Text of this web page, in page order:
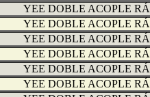
YEE DOBLE ACOPLE
YEE DOBLE ACOPLE
YEE DOBLE ACOPLE
YEE DOBLE ACOPLE
YEE DOBLE ACOPLE
YEE DOBLE ACOPLE